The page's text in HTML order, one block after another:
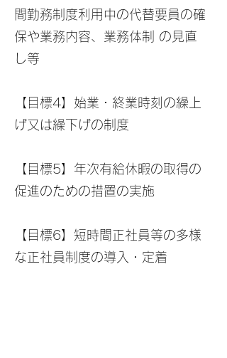
間勤務制度利用中の代替要員の確
保や業務内容、業務体制 の見直
し等
【目標4】始業・終業時刻の繰上
げ又は繰下げの制度
【目標5】年次有給休暇の取得の
促進のための措置の実施
【目標6】短時間正社員等の多様
な正社員制度の導入・定着